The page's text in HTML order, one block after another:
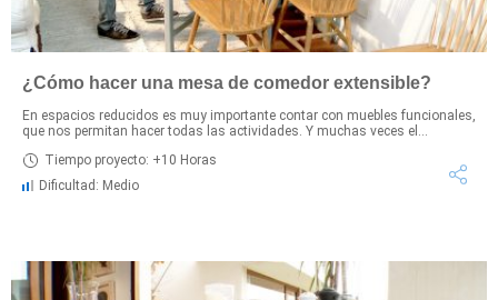
¿Cómo hacer una mesa de comedor extensible?
En espacios reducidos es muy importante contar con muebles funcionales,
que nos permitan hacer todas las actividades. Y muchas veces el...
Tiempo proyecto: +10 Horas
Dificultad: Medio